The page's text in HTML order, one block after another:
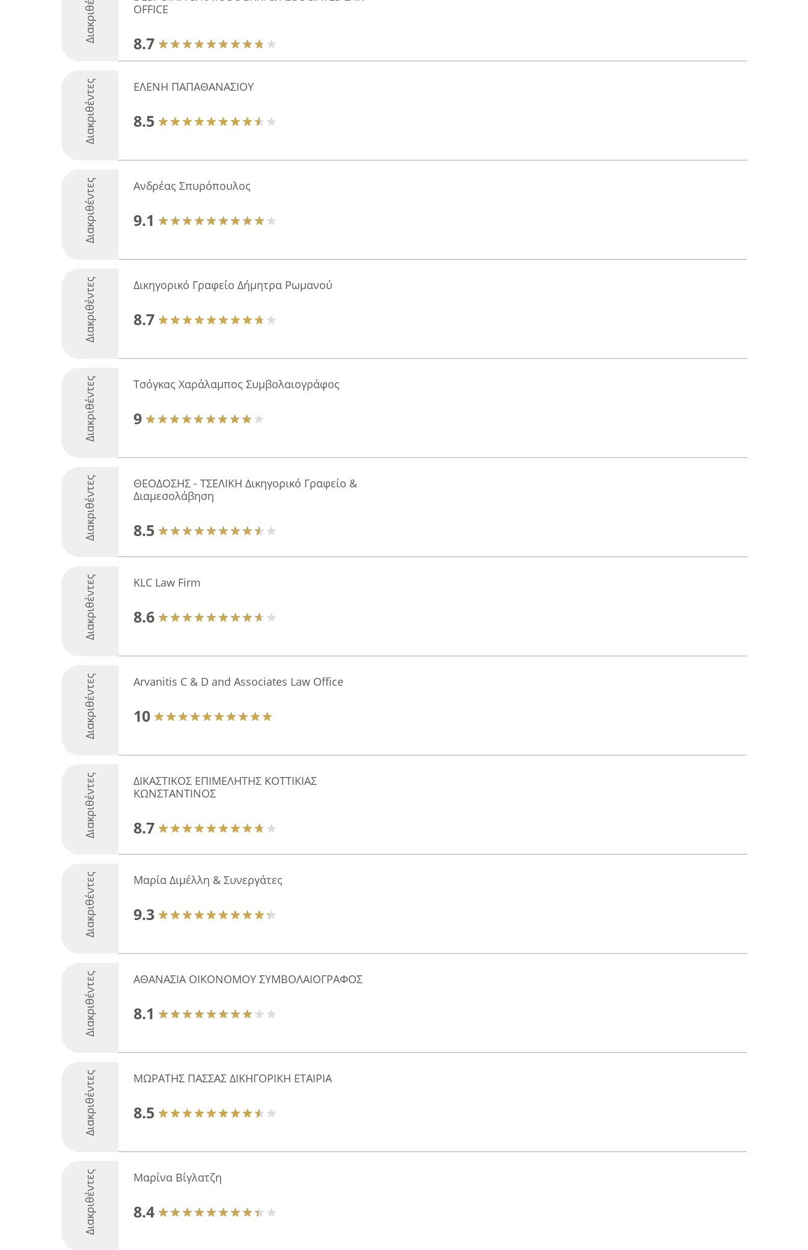
OFFICE
8.7
Διακριθέντες ΕΛΕΝΗ ΠΑΠΑΘΑΝΑΣΙΟΥ
8.5
Διακριθέντες Ανδρέας Σπυρόπουλος
9.1
Διακριθέντες Δικηγορικό Γραφείο Δήμητρα Ρωμανού
8.7
Διακριθέντες Τσόγκας Χαράλαμπος Συμβολαιογράφος
9
Διακριθέντες
ΘΕΟΔΟΣΗΣ - ΤΣΕΛΙΚΗ Δικηγορικό Γραφείο &
Διαμεσολάβηση
8.5
Διακριθέντες KLC Law Firm
8.6
Διακριθέντες Arvanitis C & D and Associates Law Office
10
Διακριθέντες
ΔΙΚΑΣΤΙΚΟΣ ΕΠΙΜΕΛΗΤΗΣ ΚΟΤΤΙΚΙΑΣ
ΚΩΝΣΤΑΝΤΙΝΟΣ
8.7
Διακριθέντες Μαρία Διμέλλη & Συνεργάτες
9.3
Διακριθέντες ΑΘΑΝΑΣΙΑ ΟΙΚΟΝΟΜΟΥ ΣΥΜΒΟΛΑΙΟΓΡΑΦΟΣ
8.1
Διακριθέντες ΜΩΡΑΤΗΣ ΠΑΣΣΑΣ ΔΙΚΗΓΟΡΙΚΗ ΕΤΑΙΡΙΑ
8.5
Διακριθέντες Μαρίνα Βίγλατζη
8.4